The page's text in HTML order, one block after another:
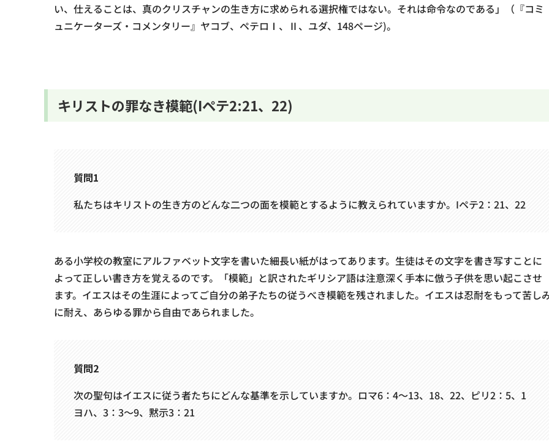
い、仕えることは、真のクリスチャンの生き方に求められる選択権ではない。それは命令なのである」（『コミ
ュニケーターズ・コメンタリー』ヤコブ、ペテロⅠ、Ⅱ、ユダ、148ページ)。
キリストの罪なき模範(Iペテ2:21、22)
質問1
私たちはキリストの生き方のどんな二つの面を模範とするように教えられていますか。Iペテ2：21、22
ある小学校の教室にアルファベット文字を書いた細長い紙がはってあります。生徒はその文字を書き写すことに
よって正しい書き方を覚えるのです。「模範」と訳されたギリシア語は注意深く手本に倣う子供を思い起こさせ
ます。イエスはその生涯によってご自分の弟子たちの従うべき模範を残されました。イエスは忍耐をもって苦し
に耐え、あらゆる罪から自由であられました。
質問2
次の聖句はイエスに従う者たちにどんな基準を示していますか。ロマ6：4～13、18、22、ピリ2：5、1
ヨハ、3：3～9、黙示3：21